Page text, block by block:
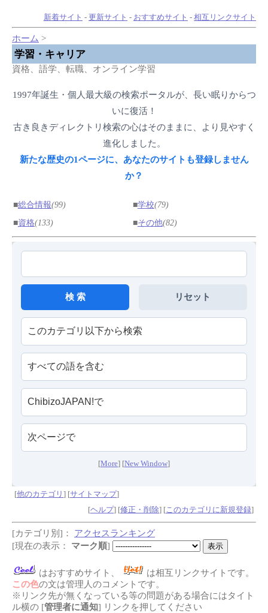
新着サイト - 更新サイト - おすすめサイト - 相互リンクサイト
ホーム >
学習・キャリア
資格、語学、転職、オンライン学習
1997年誕生・個人最大級の検索ポータルが、長い眠りからつ
いに復活！
古き良きディレクトリ検索の心はそのままに、より見やすく
進化しました。
新たな歴史の1ページに、あなたのサイトも登録しません
か？
■総合情報(99) ■学校(79)
■資格(133) ■その他(82)
[More] [New Window]
[他のカテゴリ ] [サイトマップ]
[ヘルプ] [修正・削除] [ このカテゴリに新規登録]
[カテゴリ別]： アクセスランキング
[現在の表示：
マーク順]
はおすすめサイト、
は相互リンクサイトです。
この色の文は管理人のコメントです。
※リンク先が無くなっている等の問題がある場合にはタイト
ル横の [管理者に通知] リンクを押してください